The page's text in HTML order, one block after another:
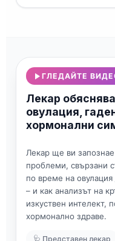
ендокринни
ГЛЕДАЙТЕ
Лекар
овулация,
хормонални
Лекар ще ви
проблеми, свързани
по време на
– и как анализът на
изкуствен интелект,
хормонално здраве.
🩺 Представен лекар